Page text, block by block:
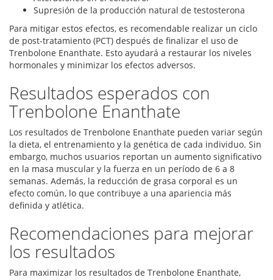
Supresión de la producción natural de testosterona
Para mitigar estos efectos, es recomendable realizar un ciclo
de post-tratamiento (PCT) después de finalizar el uso de
Trenbolone Enanthate. Esto ayudará a restaurar los niveles
hormonales y minimizar los efectos adversos.
Resultados esperados con
Trenbolone Enanthate
Los resultados de Trenbolone Enanthate pueden variar según
la dieta, el entrenamiento y la genética de cada individuo. Sin
embargo, muchos usuarios reportan un aumento significativo
en la masa muscular y la fuerza en un período de 6 a 8
semanas. Además, la reducción de grasa corporal es un
efecto común, lo que contribuye a una apariencia más
definida y atlética.
Recomendaciones para mejorar
los resultados
Para maximizar los resultados de Trenbolone Enanthate,